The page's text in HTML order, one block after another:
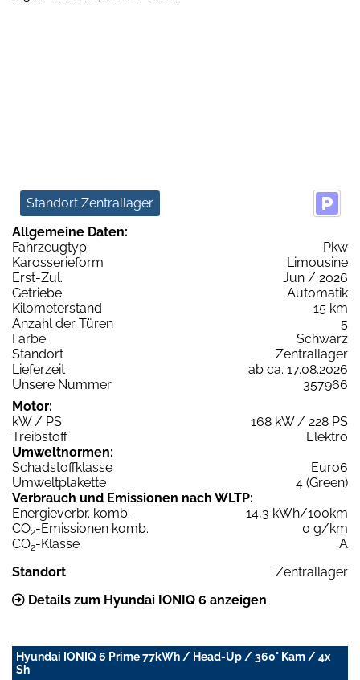
Standort Zentrallager
Allgemeine Daten:
Fahrzeugtyp
Pkw
Karosserieform
Limousine
Erst-Zul.
Jun / 2026
Getriebe
Automatik
Kilometerstand
15 km
Anzahl der Türen
5
Farbe
Schwarz
Standort
Zentrallager
Lieferzeit
ab ca. 17.08.2026
Unsere Nummer
357966
Motor:
kW / PS
168 kW / 228 PS
Treibstoff
Elektro
Umweltnormen:
Schadstoffklasse
Euro6
Umweltplakette
4 (Green)
Verbrauch und Emissionen nach WLTP:
Energieverbr. komb.
14,3 kWh/100km
CO2-Emissionen komb.
0 g/km
CO2-Klasse
A
Standort
Zentrallager
Details zum Hyundai IONIQ 6 anzeigen
Hyundai IONIQ 6 Prime 77kWh / Head-Up / 360° Kam / 4x
Sh